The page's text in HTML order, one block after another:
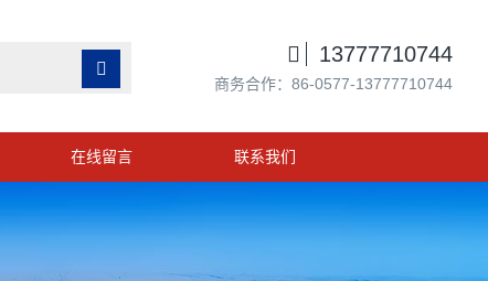

 13777710744
商务合作：86-0577-13777710744
在线留言 联系我们